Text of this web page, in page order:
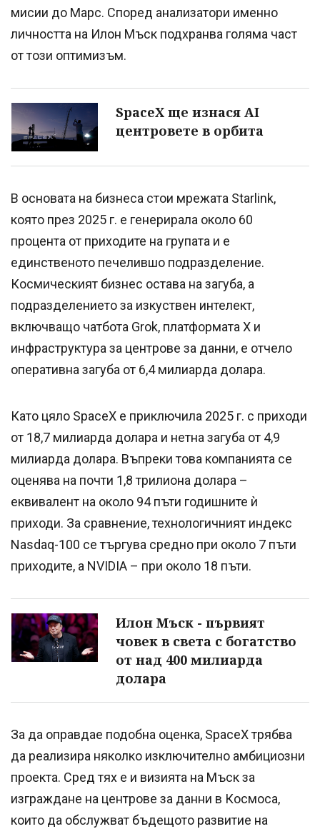
мисии до Марс. Според анализатори именно
личността на Илон Мъск подхранва голяма част
от този оптимизъм.
SpaceX ще изнася AI
центровете в орбита
В основата на бизнеса стои мрежата Starlink,
която през 2025 г. е генерирала около 60
процента от приходите на групата и е
единственото печелившо подразделение.
Космическият бизнес остава на загуба, а
подразделението за изкуствен интелект,
включващо чатбота Grok, платформата X и
инфраструктура за центрове за данни, е отчело
оперативна загуба от 6,4 милиарда долара.
Като цяло SpaceX е приключила 2025 г. с приходи
от 18,7 милиарда долара и нетна загуба от 4,9
милиарда долара. Въпреки това компанията се
оценява на почти 1,8 трилиона долара –
еквивалент на около 94 пъти годишните ѝ
приходи. За сравнение, технологичният индекс
Nasdaq-100 се търгува средно при около 7 пъти
приходите, а NVIDIA – при около 18 пъти.
Илон Мъск - първият
човек в света с богатство
от над 400 милиарда
долара
За да оправдае подобна оценка, SpaceX трябва
да реализира няколко изключително амбициозни
проекта. Сред тях е и визията на Мъск за
изграждане на центрове за данни в Космоса,
които да обслужват бъдещото развитие на